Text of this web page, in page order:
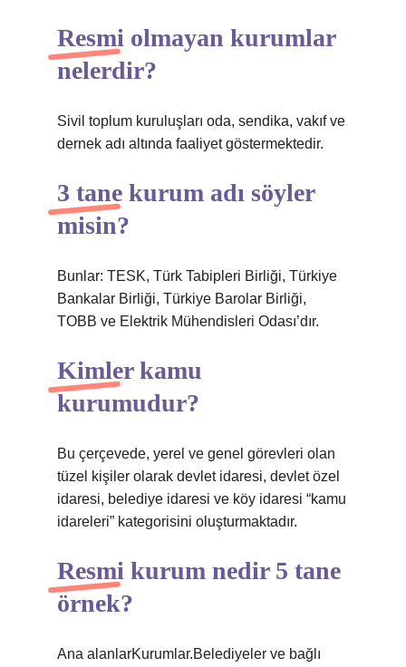
Resmi olmayan kurumlar
nelerdir?
Sivil toplum kuruluşları oda, sendika, vakıf ve
dernek adı altında faaliyet göstermektedir.
3 tane kurum adı söyler
misin?
Bunlar: TESK, Türk Tabipleri Birliği, Türkiye
Bankalar Birliği, Türkiye Barolar Birliği,
TOBB ve Elektrik Mühendisleri Odası’dır.
Kimler kamu
kurumudur?
Bu çerçevede, yerel ve genel görevleri olan
tüzel kişiler olarak devlet idaresi, devlet özel
idaresi, belediye idaresi ve köy idaresi “kamu
idareleri” kategorisini oluşturmaktadır.
Resmi kurum nedir 5 tane
örnek?
Ana alanlarKurumlar.Belediyeler ve bağlı